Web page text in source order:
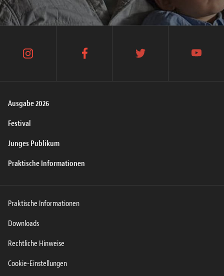
Ausgabe 2026
Festival
Junges Publikum
Praktische Informationen
instagram facebook twitter youtube
Praktische Informationen
Downloads
Rechtliche Hinweise
Cookie-Einstellungen